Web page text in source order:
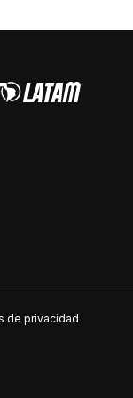
de privacidad